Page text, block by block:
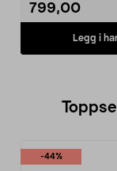
799,00
Legg i
-44%